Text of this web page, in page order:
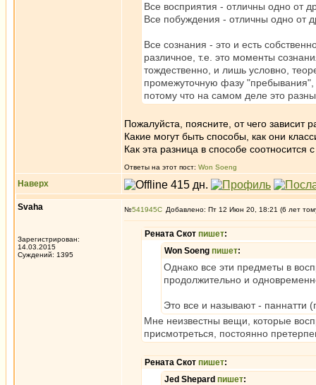
Все восприятия - отличны одно от
Все побуждения - отличны одно от
Все сознания - это и есть
различное, т.е. это моменты
тождественно, и лишь условно,
промежуточную фазу "пребывания",
потому что на самом деле это
Пожалуйста, поясните, от чего зависит
Какие могут быть способы, как они
Как эта разница в способе соотносится
Ответы на этот пост: Won Soeng
Наверх
Svaha
Зарегистрирован:
14.03.2015
Суждений: 1395
№541945 Добавлено: Пт 12 Июн 20, 18:21 (6 лет
Рената Скот пишет:
Won Soeng пишет:
Однако все эти предметы в
продолжительно и
Это все и называют - паннатти
Мне неизвестны вещи, которые
присмотреться, постоянно
Рената Скот пишет:
Jed Shepard пишет: